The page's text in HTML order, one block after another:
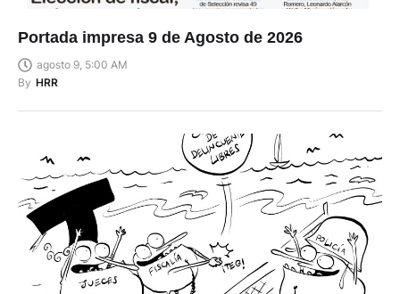
Portada impresa 9 de Agosto de 2026
agosto 9, 5:00 AM
By HRR